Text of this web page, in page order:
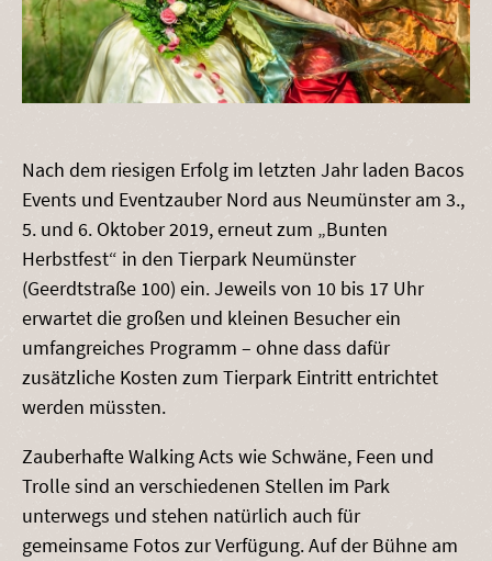
Nach dem riesigen Erfolg im letzten Jahr laden Bacos
Events und Eventzauber Nord aus Neumünster am 3.,
5. und 6. Oktober 2019, erneut zum „Bunten
Herbstfest“ in den Tierpark Neumünster
(Geerdtstraße 100) ein. Jeweils von 10 bis 17 Uhr
erwartet die großen und kleinen Besucher ein
umfangreiches Programm – ohne dass dafür
zusätzliche Kosten zum Tierpark Eintritt entrichtet
werden müssten.
Zauberhafte Walking Acts wie Schwäne, Feen und
Trolle sind an verschiedenen Stellen im Park
unterwegs und stehen natürlich auch für
gemeinsame Fotos zur Verfügung. Auf der Bühne am